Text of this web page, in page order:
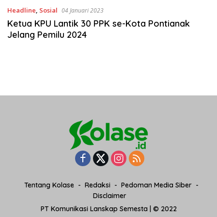
Headline, Sosial 04 Januari 2023
Ketua KPU Lantik 30 PPK se-Kota Pontianak
Jelang Pemilu 2024
Tentang Kolase Redaksi
Pedoman Media Siber
Disclaimer
PT Komunikasi Lanskap Semesta | © 2022